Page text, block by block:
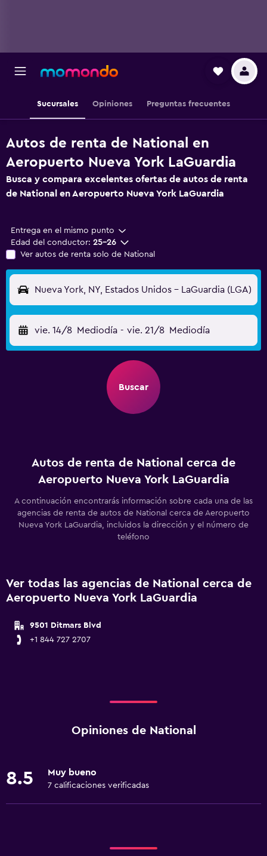
Sucursales Opiniones Preguntas frecuentes
Autos de renta de National en
Aeropuerto Nueva York LaGuardia
Busca y compara excelentes ofertas de autos de renta
de National en Aeropuerto Nueva York LaGuardia
Entrega en el mismo punto
Edad del conductor: 25-26
Ver autos de renta solo de National
Nueva York, NY, Estados Unidos - LaGuardia (LGA)
vie. 14/8 Mediodía - vie. 21/8 Mediodía
Buscar
Autos de renta de National cerca de
Aeropuerto Nueva York LaGuardia
A continuación encontrarás información sobre cada una de las
agencias de renta de autos de National cerca de Aeropuerto
Nueva York LaGuardia, incluidos la dirección y el número de
teléfono
Ver todas las agencias de National cerca de
Aeropuerto Nueva York LaGuardia
9501 Ditmars Blvd
+1 844 727 2707
Opiniones de National
8.5 Muy bueno
7 calificaciones verificadas